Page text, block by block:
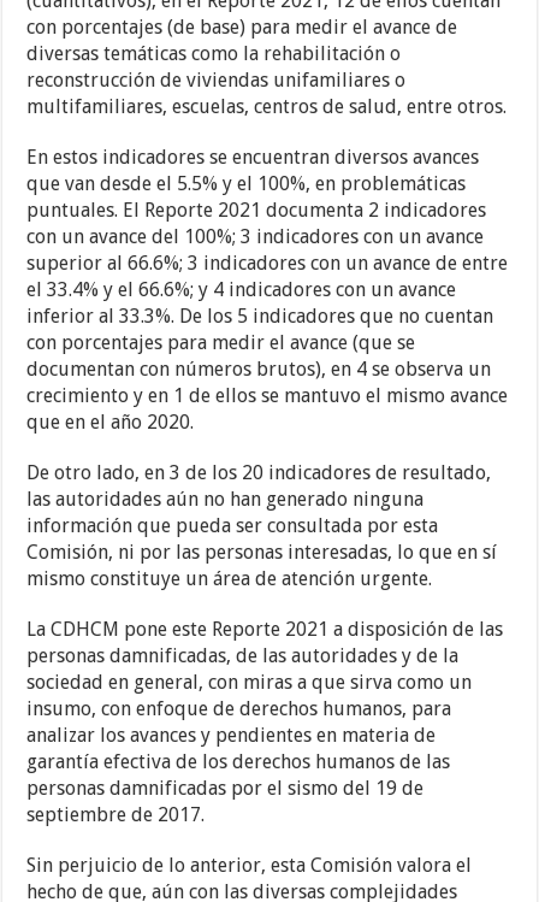
con porcentajes (de base) para medir el avance de
diversas temáticas como la rehabilitación o
reconstrucción de viviendas unifamiliares o
multifamiliares, escuelas, centros de salud, entre otros.
En estos indicadores se encuentran diversos avances
que van desde el 5.5% y el 100%, en problemáticas
puntuales. El Reporte 2021 documenta 2 indicadores
con un avance del 100%; 3 indicadores con un avance
superior al 66.6%; 3 indicadores con un avance de entre
el 33.4% y el 66.6%; y 4 indicadores con un avance
inferior al 33.3%. De los 5 indicadores que no cuentan
con porcentajes para medir el avance (que se
documentan con números brutos), en 4 se observa un
crecimiento y en 1 de ellos se mantuvo el mismo avance
que en el año 2020.
De otro lado, en 3 de los 20 indicadores de resultado,
las autoridades aún no han generado ninguna
información que pueda ser consultada por esta
Comisión, ni por las personas interesadas, lo que en sí
mismo constituye un área de atención urgente.
La CDHCM pone este Reporte 2021 a disposición de las
personas damnificadas, de las autoridades y de la
sociedad en general, con miras a que sirva como un
insumo, con enfoque de derechos humanos, para
analizar los avances y pendientes en materia de
garantía efectiva de los derechos humanos de las
personas damnificadas por el sismo del 19 de
septiembre de 2017.
Sin perjuicio de lo anterior, esta Comisión valora el
hecho de que, aún con las diversas complejidades